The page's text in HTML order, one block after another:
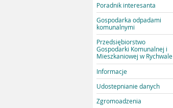
Poradnik interesanta
Gospodarka odpadami
komunalnymi
Przedsiębiorstwo
Gospodarki Komunalnej i
Mieszkaniowej w Rychwale
Informacje
Udostepnianie danych
Zgromoadzenia